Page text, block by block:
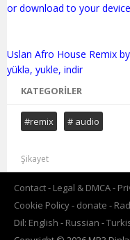
or download to your
Uslan Afro House Remix
KATEGORILER
#remix # audio
Şikayet
Contact Legal & DMCA
Cookie Policy
donate
Dil: English Russian